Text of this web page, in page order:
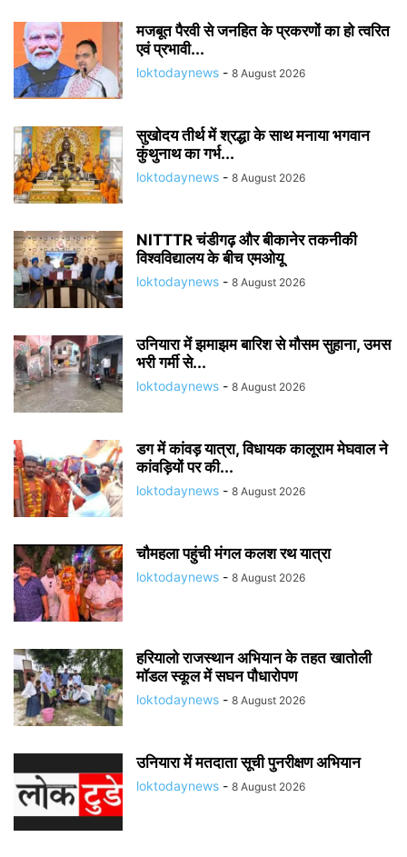
मजबूत पैरवी से जनहित के प्रकरणों का हो त्वरित
एवं प्रभावी...
loktodaynews - 8 August 2026
सुखोदय तीर्थ में श्रद्धा के साथ मनाया भगवान
कुंथुनाथ का गर्भ...
loktodaynews - 8 August 2026
NITTTR चंडीगढ़ और बीकानेर तकनीकी
विश्वविद्यालय के बीच एमओयू
loktodaynews - 8 August 2026
उनियारा में झमाझम बारिश से मौसम सुहाना, उमस
भरी गर्मी से...
loktodaynews - 8 August 2026
डग में कांवड़ यात्रा, विधायक कालूराम मेघवाल ने
कांवड़ियों पर की...
loktodaynews - 8 August 2026
चौमहला पहुंची मंगल कलश रथ यात्रा
loktodaynews - 8 August 2026
हरियालो राजस्थान अभियान के तहत खातोली
मॉडल स्कूल में सघन पौधारोपण
loktodaynews - 8 August 2026
उनियारा में मतदाता सूची पुनरीक्षण अभियान
loktodaynews - 8 August 2026